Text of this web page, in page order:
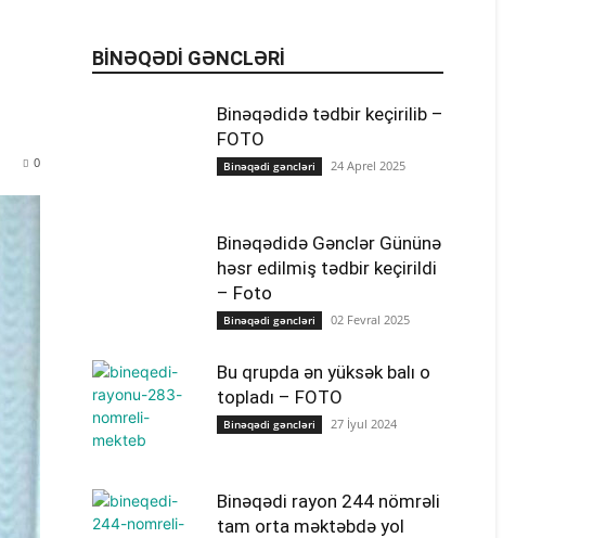
0
BINƏQƏDI GƏNCLƏRI
Binəqədidə tədbir keçirilib –
FOTO
Binəqədi gəncləri 24 Aprel 2025
Binəqədidə Gənclər Gününə
həsr edilmiş tədbir keçirildi
– Foto
Binəqədi gəncləri 02 Fevral 2025
Bu qrupda ən yüksək balı o
topladı – FOTO
Binəqədi gəncləri 27 İyul 2024
Binəqədi rayon 244 nömrəli
tam orta məktəbdə yol